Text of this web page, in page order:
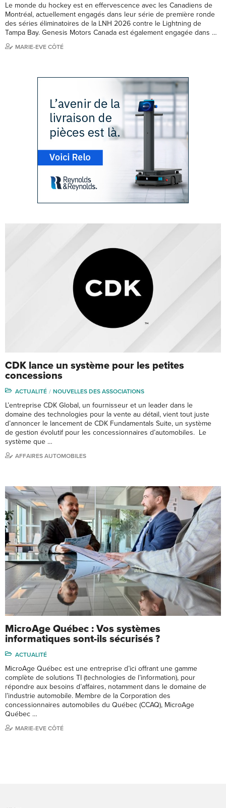
Le monde du hockey est en effervescence avec les Canadiens de
Montréal, actuellement engagés dans leur série de première ronde
des séries éliminatoires de la LNH 2026 contre le Lightning de
Tampa Bay. Genesis Motors Canada est également engagée dans …
MARIE-EVE CÔTÉ
CDK lance un système pour les petites
concessions
ACTUALITÉ NOUVELLES DES ASSOCIATIONS
L’entreprise CDK Global, un fournisseur et un leader dans le
domaine des technologies pour la vente au détail, vient tout juste
d’annoncer le lancement de CDK Fundamentals Suite, un système
de gestion évolutif pour les concessionnaires d’automobiles. Le
système que …
AFFAIRES AUTOMOBILES
MicroAge Québec : Vos systèmes
informatiques sont-ils sécurisés ?
ACTUALITÉ
MicroAge Québec est une entreprise d’ici offrant une gamme
complète de solutions TI (technologies de l’information), pour
répondre aux besoins d’affaires, notamment dans le domaine de
l’industrie automobile. Membre de la Corporation des
concessionnaires automobiles du Québec (CCAQ), MicroAge
Québec …
MARIE-EVE CÔTÉ